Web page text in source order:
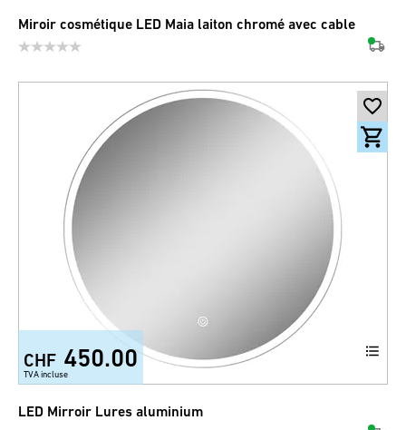
Miroir cosmétique LED Maia laiton chromé avec cable
CHF 450.00
TVA incluse
LED Mirroir Lures aluminium